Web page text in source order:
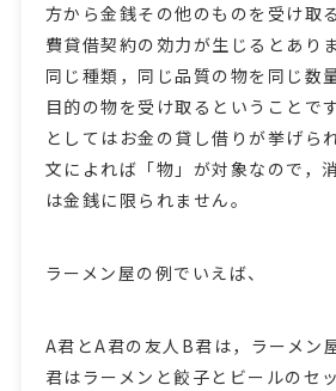
方から金銭その他のものを受け取
費貸借契約の効力が生じるとありま
同じ種類，同じ品質の物を同じ数
目的の物を受け取るということで
としてはお金の貸し借りが挙げら
文によれば「物」が対象なので，
は金銭に限られません。
ラーメン屋の例でいえば、
A君とA君の友人B君は，ラーメン
君はラーメンと餃子とビールのセ